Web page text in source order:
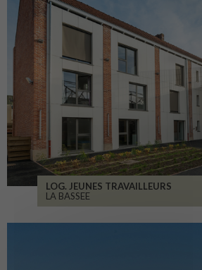
LOG. JEUNES TRAVAILLEURS
LA BASSEE